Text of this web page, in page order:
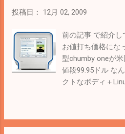
表示できておもし
い。 あと 前の記
いうソフトを使う
ムをローカルにマ
バムが多くなって
ム名の変更と削除
がかかるみたい
しないと。
感がするけど、Windows版がない
きる「 CopyTrans Photo 」とい
（3480円）。無償版はコピーした
い。 で、デフォルト写真アプリ
ルダ管理できるアプリがないか
意外にない。 一番良さそうなの
をすぃ～とスクロールできなの
いて、大量の写真を見たいときに
投稿日： 12月 02, 2009
前の記事 で紹介し
お値打ち価格にな
型chumby oneが
値段99.95ドル な
クトなボディ＋
chumbyの日本語
のライブ配信に使